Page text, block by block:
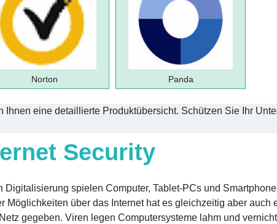
Norton Panda
Ihnen eine detaillierte Produktübersicht. Schützen Sie Ihr
Security
Digitalisierung spielen Computer, Tablet-PCs und
Möglichkeiten über das Internet hat es gleichzeitig aber auch
gegeben. Viren legen Computersysteme lahm und